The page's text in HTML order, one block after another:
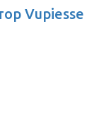
Vupiesse